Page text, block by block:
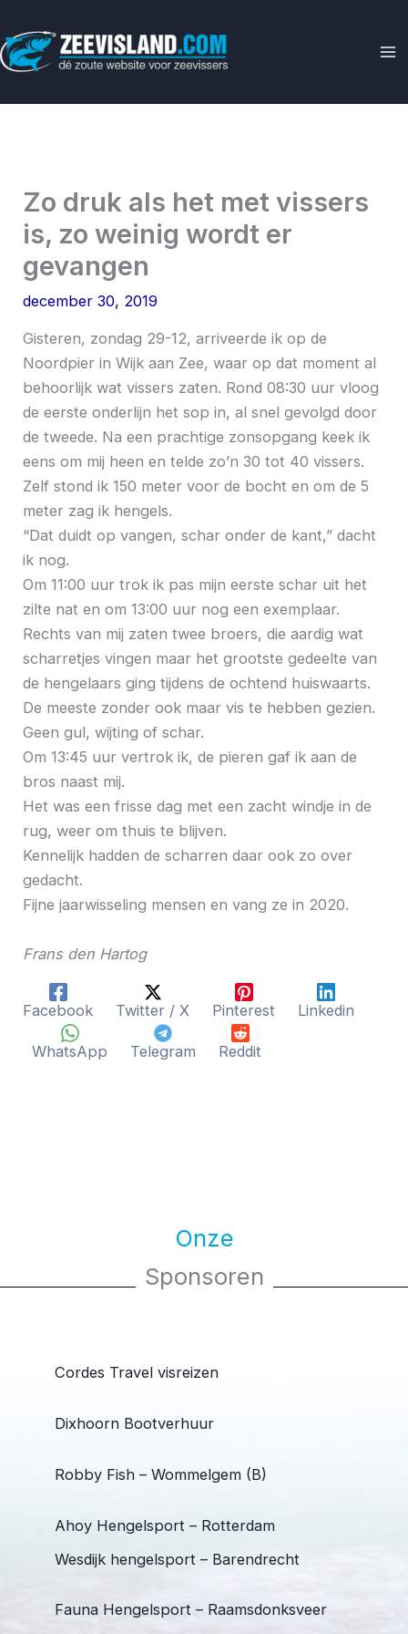
naar
de
Zo druk als het met vissers
is, zo weinig wordt er
gevangen
december 30, 2019
Gisteren, zondag 29-12, arriveerde ik op de
Noordpier in Wijk aan Zee, waar op dat moment al
behoorlijk wat vissers zaten. Rond 08:30 uur vloog
de eerste onderlijn het sop in, al snel gevolgd door
de tweede. Na een prachtige zonsopgang keek ik
eens om mij heen en telde zo’n 30 tot 40 vissers.
Zelf stond ik 150 meter voor de bocht en om de 5
meter zag ik hengels.
“Dat duidt op vangen, schar onder de kant,” dacht
ik nog.
Om 11:00 uur trok ik pas mijn eerste schar uit het
zilte nat en om 13:00 uur nog een exemplaar.
Rechts van mij zaten twee broers, die aardig wat
scharretjes vingen maar het grootste gedeelte van
de hengelaars ging tijdens de ochtend huiswaarts.
De meeste zonder ook maar vis te hebben gezien.
Geen gul, wijting of schar.
Om 13:45 uur vertrok ik, de pieren gaf ik aan de
bros naast mij.
Het was een frisse dag met een zacht windje in de
rug, weer om thuis te blijven.
Kennelijk hadden de scharren daar ook zo over
gedacht.
Fijne jaarwisseling mensen en vang ze in 2020.
Frans den Hartog
Facebook Twitter / X Pinterest Linkedin
WhatsApp Telegram Reddit
Onze
Sponsoren
Cordes Travel visreizen
Dixhoorn Bootverhuur
Robby Fish – Wommelgem (B)
Ahoy Hengelsport – Rotterdam
Wesdijk hengelsport – Barendrecht
Fauna Hengelsport – Raamsdonksveer